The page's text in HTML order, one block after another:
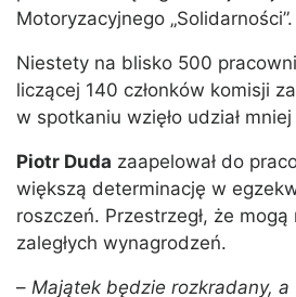
Motoryzacyjnego „Solidarności”.
Niestety na blisko 500
liczącej 140 członków komisji
w spotkaniu wzięło udział
Piotr Duda zaapelował do
większą determinację w
roszczeń. Przestrzegł, że
zaległych wynagrodzeń.
– Majątek będzie rozkradany,